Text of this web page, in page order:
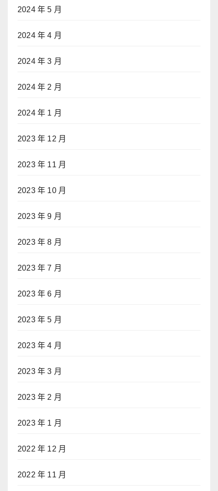
2024 年 5 月
2024 年 4 月
2024 年 3 月
2024 年 2 月
2024 年 1 月
2023 年 12 月
2023 年 11 月
2023 年 10 月
2023 年 9 月
2023 年 8 月
2023 年 7 月
2023 年 6 月
2023 年 5 月
2023 年 4 月
2023 年 3 月
2023 年 2 月
2023 年 1 月
2022 年 12 月
2022 年 11 月